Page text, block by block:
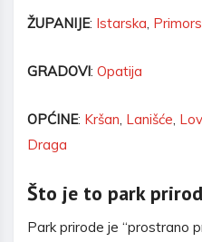
ŽUPANIJE: Istarska,
GRADOVI: Opatija
OPĆINE: Kršan, Lanišće,
Draga
Što je to park
Park prirode je “prostrano